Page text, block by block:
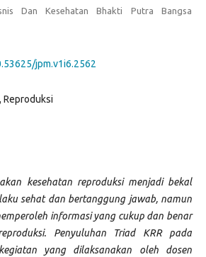
Dan Kesehatan Bhakti Putra Bangsa
jpm.v1i6.2562
Reproduksi
kesehatan reproduksi menjadi bekal
sehat dan bertanggung jawab, namun
informasi yang cukup dan benar
Penyuluhan Triad KRR pada
yang dilaksanakan oleh dosen